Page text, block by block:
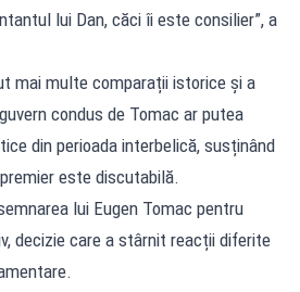
lui Dan, căci îi este consilier”, a
mai multe comparații istorice și a
condus de Tomac ar putea
din perioada interbelică, susținând
este discutabilă.
lui Eugen Tomac pentru
decizie care a stârnit reacții diferite